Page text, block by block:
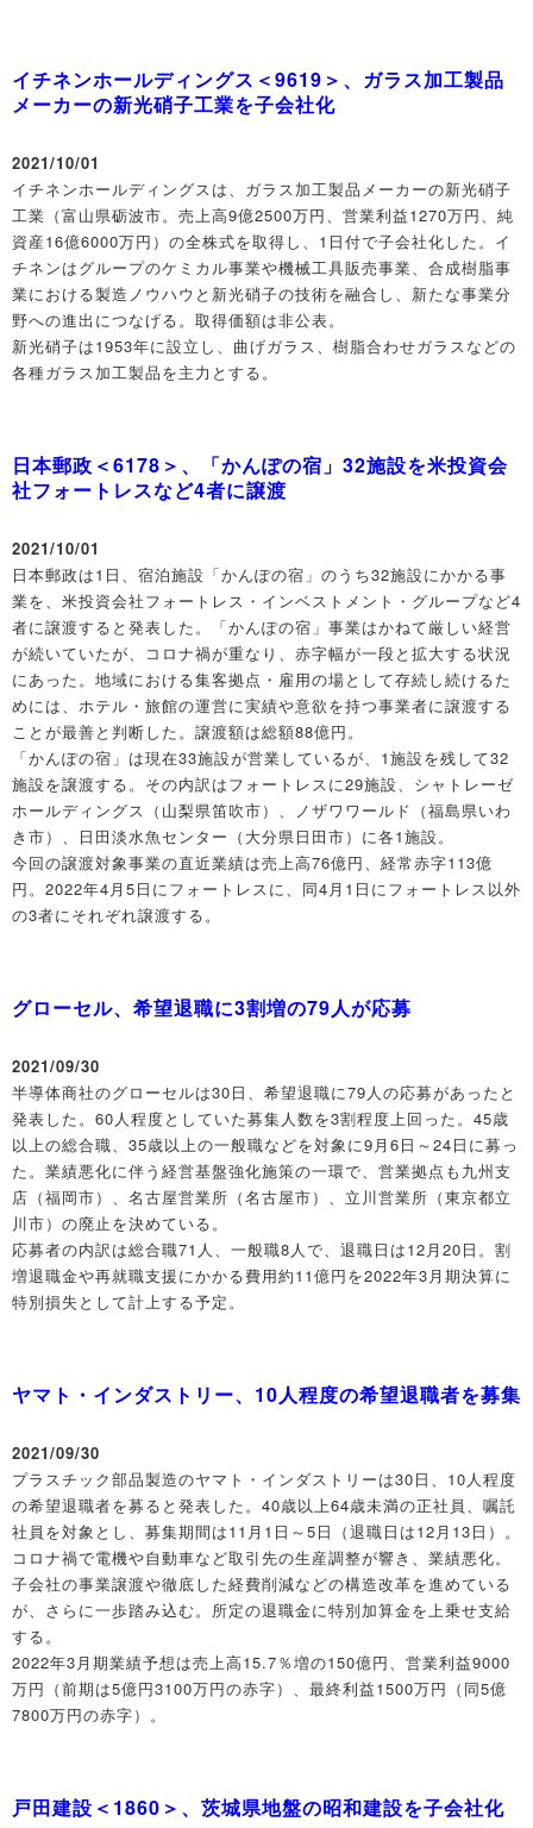
イチネンホールディングス＜9619＞、ガラス加工製品
メーカーの新光硝子工業を子会社化
2021/10/01
イチネンホールディングスは、ガラス加工製品メーカーの新光硝子
工業（富山県砺波市。売上高9億2500万円、営業利益1270万円、純
資産16億6000万円）の全株式を取得し、1日付で子会社化した。イ
チネンはグループのケミカル事業や機械工具販売事業、合成樹脂事
業における製造ノウハウと新光硝子の技術を融合し、新たな事業分
野への進出につなげる。取得価額は非公表。
新光硝子は1953年に設立し、曲げガラス、樹脂合わせガラスなどの
各種ガラス加工製品を主力とする。
日本郵政＜6178＞、「かんぽの宿」32施設を米投資会
社フォートレスなど4者に譲渡
2021/10/01
日本郵政は1日、宿泊施設「かんぽの宿」のうち32施設にかかる事
業を、米投資会社フォートレス・インベストメント・グループなど4
者に譲渡すると発表した。「かんぽの宿」事業はかねて厳しい経営
が続いていたが、コロナ禍が重なり、赤字幅が一段と拡大する状況
にあった。地域における集客拠点・雇用の場として存続し続けるた
めには、ホテル・旅館の運営に実績や意欲を持つ事業者に譲渡する
ことが最善と判断した。譲渡額は総額88億円。
「かんぽの宿」は現在33施設が営業しているが、1施設を残して32
施設を譲渡する。その内訳はフォートレスに29施設、シャトレーゼ
ホールディングス（山梨県笛吹市）、ノザワワールド（福島県いわ
き市）、日田淡水魚センター（大分県日田市）に各1施設。
今回の譲渡対象事業の直近業績は売上高76億円、経常赤字113億
円。2022年4月5日にフォートレスに、同4月1日にフォートレス以外
の3者にそれぞれ譲渡する。
グローセル、希望退職に3割増の79人が応募
2021/09/30
半導体商社のグローセルは30日、希望退職に79人の応募があったと
発表した。60人程度としていた募集人数を3割程度上回った。45歳
以上の総合職、35歳以上の一般職などを対象に9月6日～24日に募っ
た。業績悪化に伴う経営基盤強化施策の一環で、営業拠点も九州支
店（福岡市）、名古屋営業所（名古屋市）、立川営業所（東京都立
川市）の廃止を決めている。
応募者の内訳は総合職71人、一般職8人で、退職日は12月20日。割
増退職金や再就職支援にかかる費用約11億円を2022年3月期決算に
特別損失として計上する予定。
ヤマト・インダストリー、10人程度の希望退職者を募集
2021/09/30
プラスチック部品製造のヤマト・インダストリーは30日、10人程度
の希望退職者を募ると発表した。40歳以上64歳未満の正社員、嘱託
社員を対象とし、募集期間は11月1日～5日（退職日は12月13日）。
コロナ禍で電機や自動車など取引先の生産調整が響き、業績悪化。
子会社の事業譲渡や徹底した経費削減などの構造改革を進めている
が、さらに一歩踏み込む。所定の退職金に特別加算金を上乗せ支給
する。
2022年3月期業績予想は売上高15.7％増の150億円、営業利益9000
万円（前期は5億円3100万円の赤字）、最終利益1500万円（同5億
7800万円の赤字）。
戸田建設＜1860＞、茨城県地盤の昭和建設を子会社化